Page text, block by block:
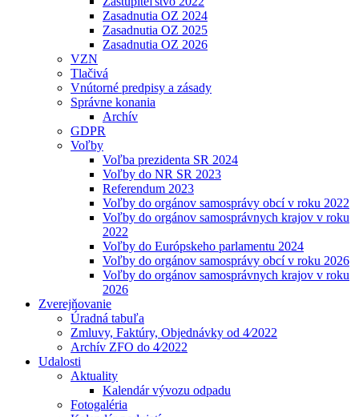
Zasadnutia OZ 2024
Zasadnutia OZ 2025
Zasadnutia OZ 2026
VZN
Tlačivá
Vnútorné predpisy a zásady
Správne konania
Archív
GDPR
Voľby
Voľba prezidenta SR 2024
Voľby do NR SR 2023
Referendum 2023
Voľby do orgánov samosprávy obcí v roku 2022
Voľby do orgánov samosprávnych krajov v roku
2022
Voľby do Európskeho parlamentu 2024
Voľby do orgánov samosprávy obcí v roku 2026
Voľby do orgánov samosprávnych krajov v roku
2026
Zverejňovanie
Úradná tabuľa
Zmluvy, Faktúry, Objednávky od 4⁄2022
Archív ZFO do 4⁄2022
Udalosti
Aktuality
Kalendár vývozu odpadu
Fotogaléria